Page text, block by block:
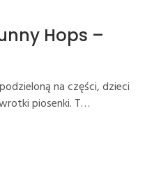
Hops –
na części, dzieci
piosenki. T…